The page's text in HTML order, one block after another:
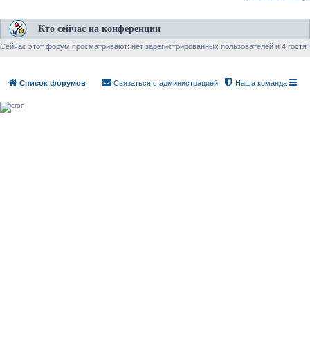
Кто сейчас на конференции
Сейчас этот форум просматривают: нет зарегистрированных пользователей и 4 гостя
Список форумов Наша команда
Связаться с администрацией